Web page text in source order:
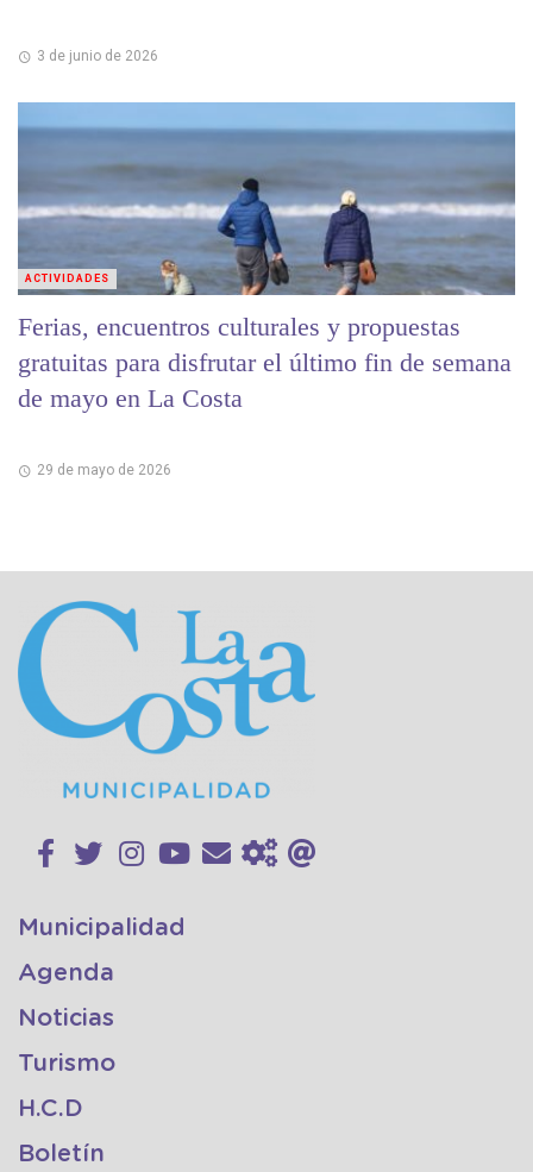
3 de junio de 2026
Ferias, encuentros culturales y propuestas
gratuitas para disfrutar el último fin de semana
de mayo en La Costa
29 de mayo de 2026
ACTIVIDADES
Municipalidad
Agenda
Noticias
Turismo
H.C.D
Boletín